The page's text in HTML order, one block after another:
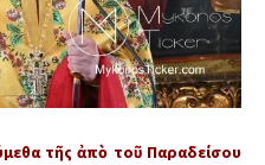
τῆς ἀπὸ τοῦ Παραδείσου